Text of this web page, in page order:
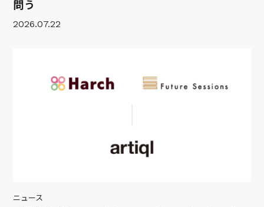
問う
2026.07.22
ニュース